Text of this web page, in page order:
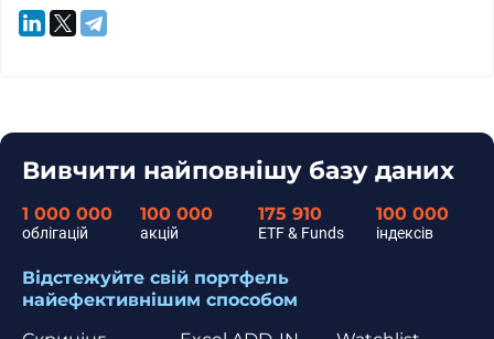
Вивчити найповнішу базу даних
1 000 000
облігацій
100 000
акцій
175 910
ETF & Funds
100 000
індексів
Відстежуйте свій портфель
найефективнішим способом